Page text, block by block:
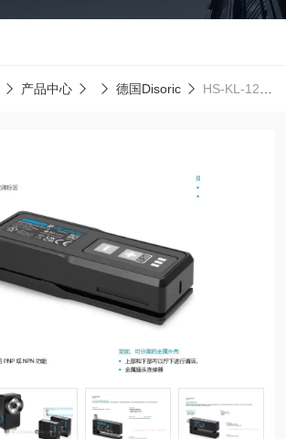
产品中心 德国Disoric HS-KL-12-20-V德森瑞 德国Disoric 夹持支架